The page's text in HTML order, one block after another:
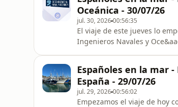
nuestra Ronda Marinera
Oceánica - 30/07/26
jul. 30, 202600:56:35
El viaje de este jueves lo
Ingenieros Navales y
nuestras Caras del Mar habla
Españoles en la mar
España - 29/07/26
jul. 29, 202600:56:02
Empezamos el viaje de hoy